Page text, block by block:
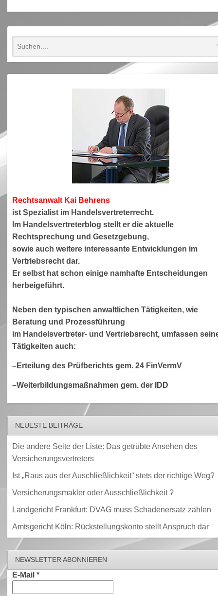
Rechtsanwalt Kai Behrens
ist Spezialist im Handelsvertreterrecht.
Im Handelsvertreterblog stellt er die aktuelle
Rechtsprechung und Gesetzgebung,
sowie auch weitere interessante Entwicklungen im
Vertriebsrecht dar.
Er selbst hat schon einige namhafte Entscheidungen
herbeigeführt.
Neben den typischen anwaltlichen Tätigkeiten, wie
Beratung und Prozessführung
im Handelsvertreter- und Vertriebsrecht, umfassen
Tätigkeiten auch:
–Erteilung des Prüfberichts gem. 24 FinVermV
–Weiterbildungsmaßnahmen gem. der IDD
NEUESTE BEITRÄGE
Die andere Seite der Liste: Das getrübte Ansehen des
Versicherungsvertreters
Ist „Raus aus der Auschließlichkeit“ stets der richtige Weg?
Versicherungsmakler oder Ausschließlichkeit ?
Landgericht Frankfurt: DVAG muss Schadenersatz zahlen
Amtsgericht Köln: Rückstellungskonto stellt Anspruch dar
NEWSLETTER ABONNIEREN
E-Mail *